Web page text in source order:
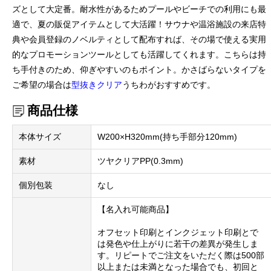
ズとして大定番。耐水性があるためプールやビーチでの利用にも最
適で、夏の販促アイテムとして大活躍！サウナや温浴施設の来店特
典や会員登録のノベルティとして配布すれば、その場で使える実用
的なプロモーションツールとしても活躍してくれます。こちらは持
ち手付きのため、仰ぎやすいのもポイント。かさばらないタイプを
ご希望の場合は型抜きクリアうちわがおすすめです。
商品仕様
本体サイズ W200×H320mm(持ち手部分120mm)
素材 ツヤクリアPP(0.3mm)
個別包装 なし
【名入れ可能商品】
オフセット印刷とインクジェット印刷とで
は発色や仕上がりに若干の差異が発生しま
す。リピートでご注文をいただく際は500部
以上または未満となった場合でも、初回と